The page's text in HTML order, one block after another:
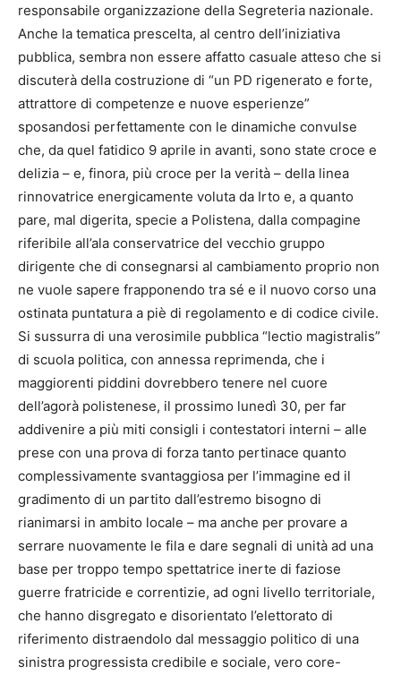
responsabile organizzazione della Segreteria nazionale.
Anche la tematica prescelta, al centro dell’iniziativa
pubblica, sembra non essere affatto casuale atteso che si
discuterà della costruzione di “un PD rigenerato e forte,
attrattore di competenze e nuove esperienze”
sposandosi perfettamente con le dinamiche convulse
che, da quel fatidico 9 aprile in avanti, sono state croce e
delizia – e, finora, più croce per la verità – della linea
rinnovatrice energicamente voluta da Irto e, a quanto
pare, mal digerita, specie a Polistena, dalla compagine
riferibile all’ala conservatrice del vecchio gruppo
dirigente che di consegnarsi al cambiamento proprio non
ne vuole sapere frapponendo tra sé e il nuovo corso una
ostinata puntatura a piè di regolamento e di codice civile.
Si sussurra di una verosimile pubblica “lectio magistralis”
di scuola politica, con annessa reprimenda, che i
maggiorenti piddini dovrebbero tenere nel cuore
dell’agorà polistenese, il prossimo lunedì 30, per far
addivenire a più miti consigli i contestatori interni – alle
prese con una prova di forza tanto pertinace quanto
complessivamente svantaggiosa per l’immagine ed il
gradimento di un partito dall’estremo bisogno di
rianimarsi in ambito locale – ma anche per provare a
serrare nuovamente le fila e dare segnali di unità ad una
base per troppo tempo spettatrice inerte di faziose
guerre fratricide e correntizie, ad ogni livello territoriale,
che hanno disgregato e disorientato l’elettorato di
riferimento distraendolo dal messaggio politico di una
sinistra progressista credibile e sociale, vero core-